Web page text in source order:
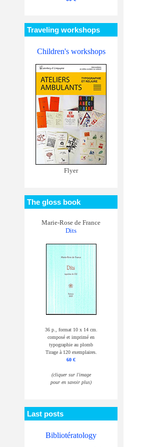
Traveling workshops
Children's workshops
Flyer
The gloss book
Marie-Rose de France
Dits
36 p., format 10 x 14 cm.
composé et imprimé en
typographie au plomb
Tirage à 120 exemplaires.
60 €
(cliquer sur l'image
pour en savoir plus)
Last posts
Bibliotératology